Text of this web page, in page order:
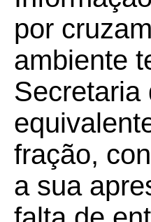
por
ambiente
Secretaria
fração,
a sua